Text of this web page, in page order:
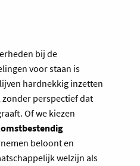
bij de
voor staan is
hardnekkig inzetten
perspectief dat
Of we kiezen
beloont en
welzijn als